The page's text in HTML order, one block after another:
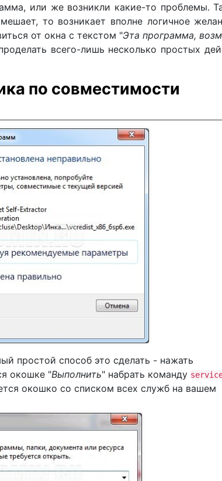
или же возникли какие-то проблемы.
то возникает вполне логичное
от окна с текстом "Эта программа,
всего-лишь несколько простых
по совместимости
простой способ это сделать - нажать
окошке "Выполнить" набрать команду
окошко со списком всех служб на вашем